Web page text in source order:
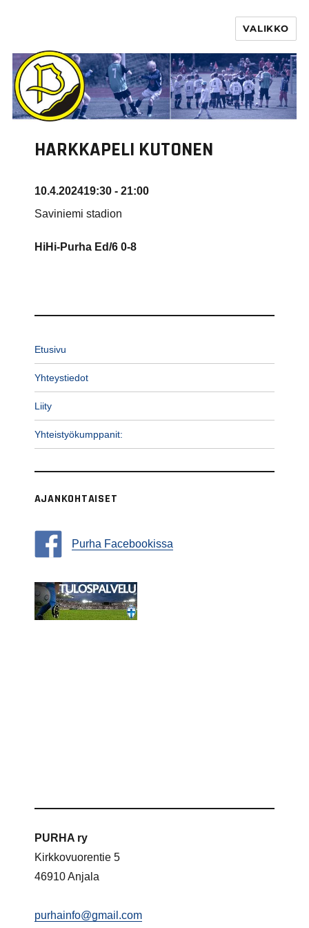
VALIKKO
HARKKAPELI KUTONEN
10.4.202419:30 - 21:00
Saviniemi stadion
HiHi-Purha Ed/6 0-8
Etusivu
Yhteystiedot
Liity
Yhteistyökumppanit:
AJANKOHTAISET
Purha Facebookissa
PURHA ry
Kirkkovuorentie 5
46910 Anjala
purhainfo@gmail.com